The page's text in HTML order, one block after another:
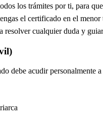
los trámites por ti, para
el certificado en el
resolver cualquier duda y
debe acudir personalmente